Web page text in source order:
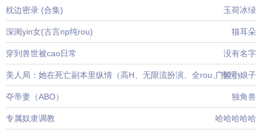
枕边密录 (合集) 玉荷冰绿
深闺yin女(古言np纯rou) 猫耳朵
穿到兽世被cao日常 没有名字
美人局：她在死亡副本里纵情（高H、无限流扮演、全rou、推理）
广陵小娘子
夺帝妻（ABO） 独角兽
专属奴隶调教 哈哈哈哈哈